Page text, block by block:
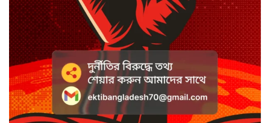
হাসানের ৪ উইকেটের দিনে ধুঁকছে
বাংলাদেশ